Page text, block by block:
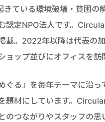
ている環境破壊・貧困の
認定NPO法人です。
載。2022年以降は代表の
ョップ並びにオフィスを訪
ぐる」を毎年テーマに沿
題材にしています。
のつながりやスタッフの